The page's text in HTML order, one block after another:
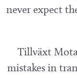
never expect
Tillväxt
mistakes in